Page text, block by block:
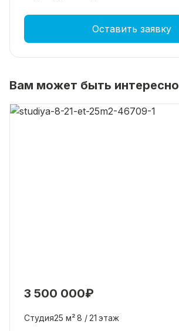
Оставить заявку
Вам может быть интересно
3 500 000₽
Студия25 м²8 /21 этаж